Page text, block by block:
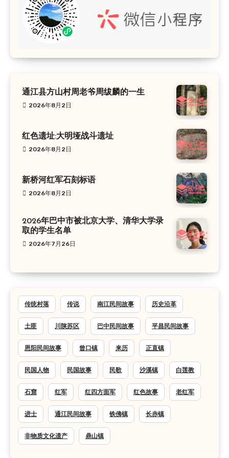
通江县方山村周老爷周绂麟的一生
2026年8月2日
红色遗址:大明垭战斗遗址
2026年8月2日
新桥河红军石刻标语
2026年8月2日
2026年巴中市被北京大学、清华大学录
取的学生名单
2026年7月26日
传统村落 传说 南江民间故事 历史沿革
土匪 川陕苏区 巴中民间故事 平昌民间故事
恩阳民间故事 曾口镇 来历 正直镇
民国人物 民国故事 民歌 沙溪镇 白莲教
石窟 红军 红四方面军 红色故事 老红军
进士 通江民间故事 铁佛镇 长赤镇
非物质文化遗产 鼎山镇